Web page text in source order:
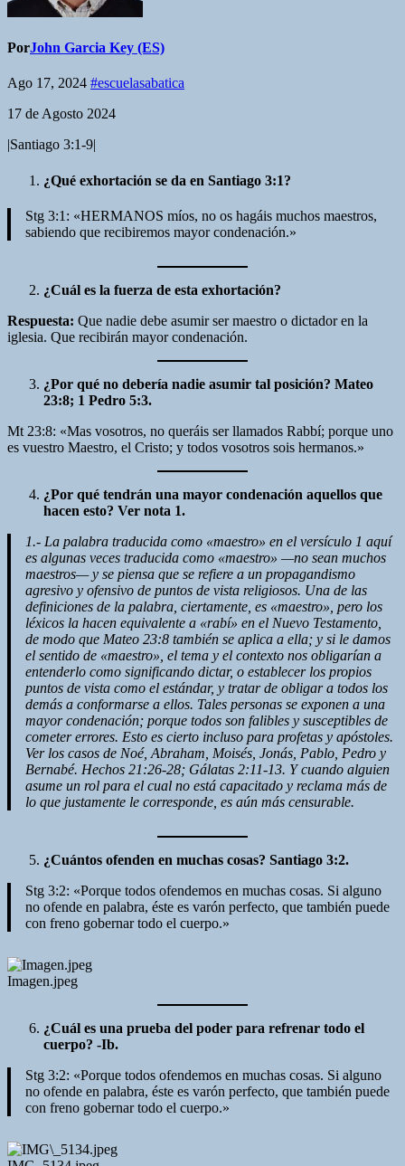
PorJohn Garcia Key (ES)
Ago 17, 2024 #escuelasabatica
17 de Agosto 2024
|Santiago 3:1-9|
¿Qué exhortación se da en Santiago 3:1?
Stg 3:1: «HERMANOS míos, no os hagáis muchos maestros,
sabiendo que recibiremos mayor condenación.»
¿Cuál es la fuerza de esta exhortación?
Respuesta: Que nadie debe asumir ser maestro o dictador en la
iglesia. Que recibirán mayor condenación.
¿Por qué no debería nadie asumir tal posición? Mateo
23:8; 1 Pedro 5:3.
Mt 23:8: «Mas vosotros, no queráis ser llamados Rabbí; porque uno
es vuestro Maestro, el Cristo; y todos vosotros sois hermanos.»
¿Por qué tendrán una mayor condenación aquellos que
hacen esto? Ver nota 1.
1.- La palabra traducida como «maestro» en el versículo 1 aquí
es algunas veces traducida como «maestro» —no sean muchos
maestros— y se piensa que se refiere a un propagandismo
agresivo y ofensivo de puntos de vista religiosos. Una de las
definiciones de la palabra, ciertamente, es «maestro», pero los
léxicos la hacen equivalente a «rabí» en el Nuevo Testamento,
de modo que Mateo 23:8 también se aplica a ella; y si le damos
el sentido de «maestro», el tema y el contexto nos obligarían a
entenderlo como significando dictar, o establecer los propios
puntos de vista como el estándar, y tratar de obligar a todos los
demás a conformarse a ellos. Tales personas se exponen a una
mayor condenación; porque todos son falibles y susceptibles de
cometer errores. Esto es cierto incluso para profetas y apóstoles.
Ver los casos de Noé, Abraham, Moisés, Jonás, Pablo, Pedro y
Bernabé. Hechos 21:26-28; Gálatas 2:11-13. Y cuando alguien
asume un rol para el cual no está capacitado y reclama más de
lo que justamente le corresponde, es aún más censurable.
¿Cuántos ofenden en muchas cosas? Santiago 3:2.
Stg 3:2: «Porque todos ofendemos en muchas cosas. Si alguno
no ofende en palabra, éste es varón perfecto, que también puede
con freno gobernar todo el cuerpo.»
Imagen.jpeg
¿Cuál es una prueba del poder para refrenar todo el
cuerpo? -Ib.
Stg 3:2: «Porque todos ofendemos en muchas cosas. Si alguno
no ofende en palabra, éste es varón perfecto, que también puede
con freno gobernar todo el cuerpo.»